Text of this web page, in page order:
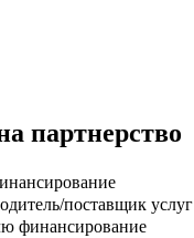
партнерство
поставщик услуг
финансирование